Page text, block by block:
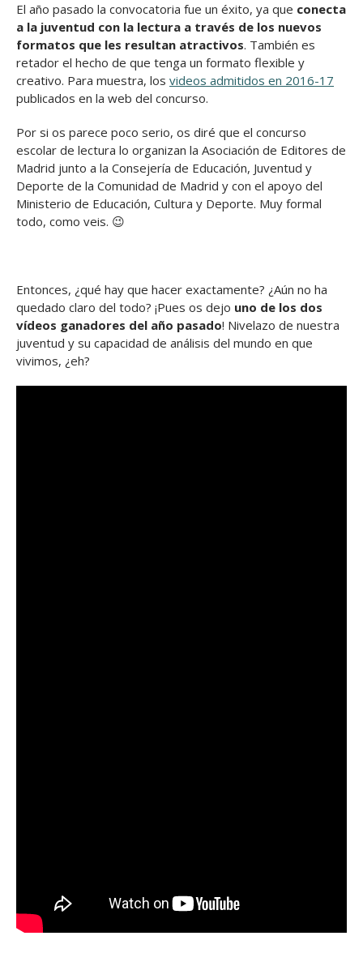
El año pasado la convocatoria fue un éxito, ya que conecta
a la juventud con la lectura a través de los nuevos
formatos que les resultan atractivos. También es
retador el hecho de que tenga un formato flexible y
creativo. Para muestra, los videos admitidos en 2016-17
publicados en la web del concurso.
Por si os parece poco serio, os diré que el concurso
escolar de lectura lo organizan la Asociación de Editores de
Madrid junto a la Consejería de Educación, Juventud y
Deporte de la Comunidad de Madrid y con el apoyo del
Ministerio de Educación, Cultura y Deporte. Muy formal
todo, como veis. 😉
Entonces, ¿qué hay que hacer exactamente? ¿Aún no ha
quedado claro del todo? ¡Pues os dejo uno de los dos
vídeos ganadores del año pasado! Nivelazo de nuestra
juventud y su capacidad de análisis del mundo en que
vivimos, ¿eh?